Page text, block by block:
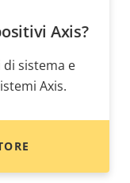
Axis?
sistema e
Axis.